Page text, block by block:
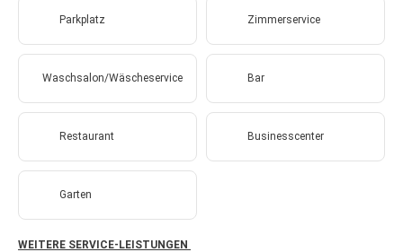
Parkplatz Zimmerservice
Waschsalon/Wäscheservice Bar
Restaurant Businesscenter
Garten
WEITERE SERVICE-LEISTUNGEN